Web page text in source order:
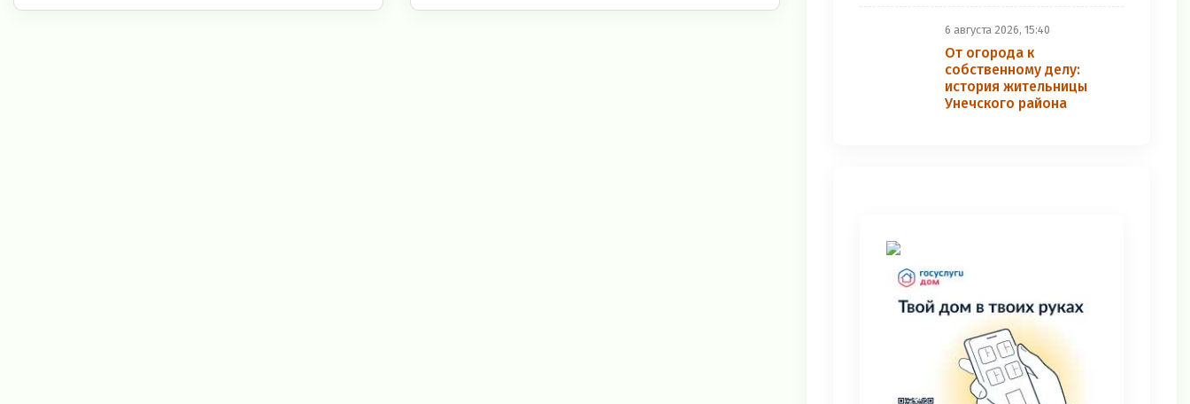
6 августа 2026, 15:40
От огорода к
собственному делу:
история жительницы
Унечского района